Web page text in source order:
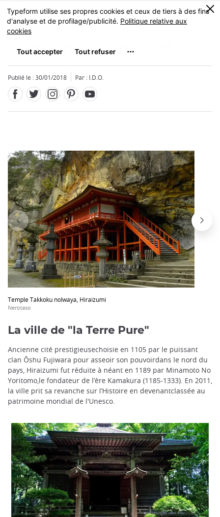
Skip
to
main
MENU
0
Visiter Hiraizumi
Publié le : 30/01/2018 Par : I.D.O.
Temple Takkoku noIwaya, Hiraizumi
Nerotaso
Fermer
La ville de "la Terre Pure"
Ancienne cité prestigieusechoisie en 1105 par le puissant
clan Ôshu Fujiwara pour asseoir son pouvoirdans le nord du
pays, Hiraizumi fut réduite à néant en 1189 par Minamoto No
Yoritomo,le fondateur de l’ère Kamakura (1185-1333). En 2011,
la ville prit sa revanche sur l’Histoire en devenantclassée au
patrimoine mondial de l'Unesco.
Fermer